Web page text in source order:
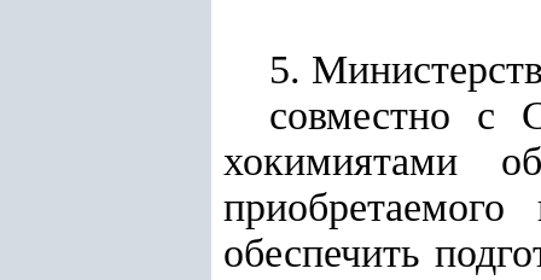
5.
совместно с
хокимиятами
обеспечить